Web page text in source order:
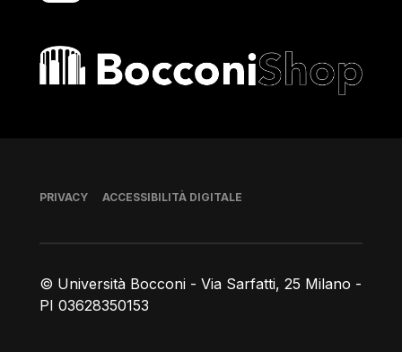
Bocconi shop
© Università Bocconi - Via Sarfatti, 25 Milano -
PI 03628350153
Piè di pagina
PRIVACY ACCESSIBILITÀ DIGITALE